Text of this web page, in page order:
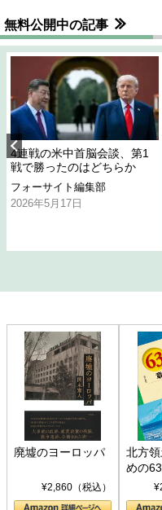
無料公開中の記事
4連戦の米中首脳会談、第1
戦で勝ったのはどちらか
フォーサイト編集部
2026年5月17日
廃墟のヨーロッパ
¥2,860（税込）
北方
めの